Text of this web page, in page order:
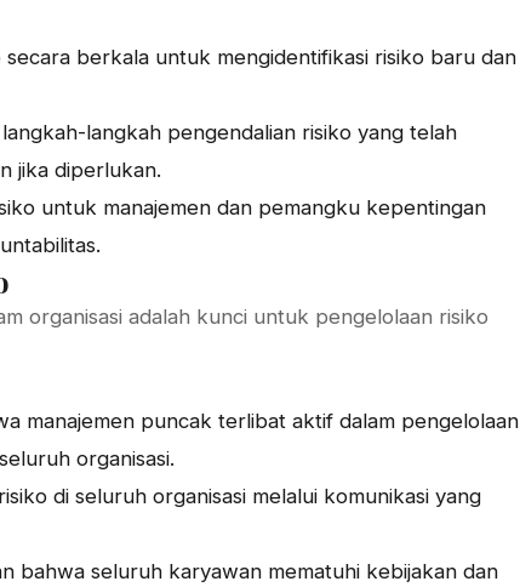
berkala untuk mengidentifikasi risiko baru dan
langkah pengendalian risiko yang telah
jika diperlukan.
untuk manajemen dan pemangku kepentingan
organisasi adalah kunci untuk pengelolaan risiko
manajemen puncak terlibat aktif dalam pengelolaan
organisasi.
di seluruh organisasi melalui komunikasi yang
bahwa seluruh karyawan mematuhi kebijakan dan